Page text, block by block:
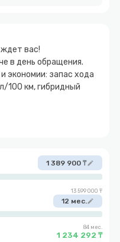
вас!
в день обращения.
экономии: запас хода
100 км, гибридный
1 389 900 ₸edit
13 599 000 ₸
12 мес.edit
84 мес.
1 234 292 ₸